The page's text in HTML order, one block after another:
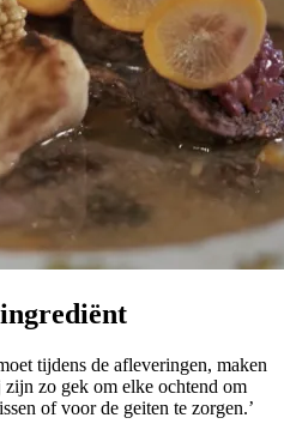
tijdens de afleveringen, maken
zo gek om elke ochtend om
of voor de geiten te zorgen.’